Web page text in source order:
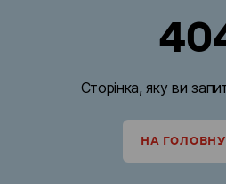
Сторінка, яку ви
НА ГОЛОВНУ